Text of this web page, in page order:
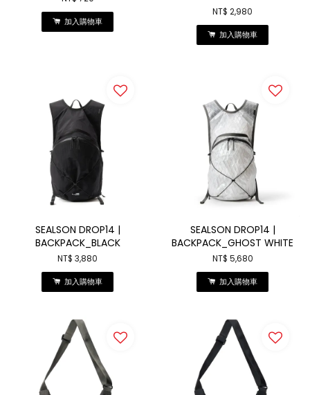
加入購物車
NT$ 2,980
加入購物車
SEALSON DROP14 |
BACKPACK_BLACK
NT$ 3,880
加入購物車
SEALSON DROP14 |
BACKPACK_GHOST WHITE
NT$ 5,680
加入購物車